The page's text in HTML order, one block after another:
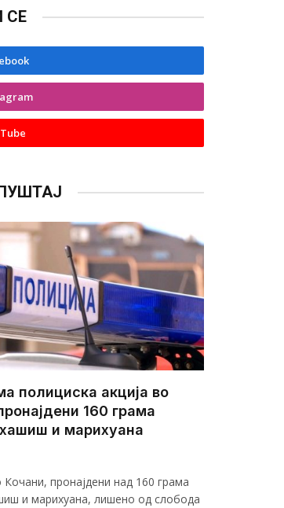
СЕ
полициска акција во
160 грама
и марихуана
пронајдени над 160 грама
и марихуана, лишено од слобода